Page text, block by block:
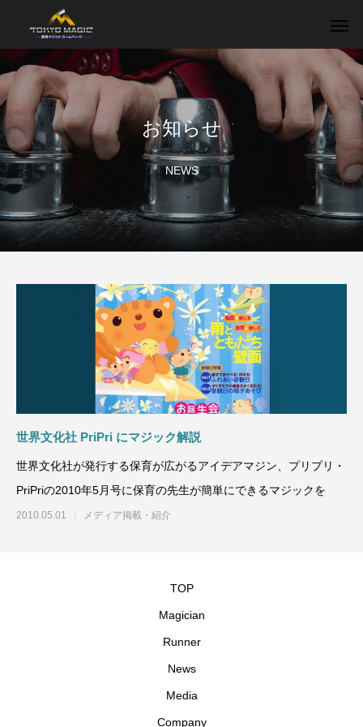
お知らせ
NEWS
世界文化社 PriPri にマジック解説
世界文化社が発行する保育が広がるアイデアマジン、プリプリ・
PriPriの2010年5月号に保育の先生が簡単にできるマジックを
2010.05.01 メディア掲載・紹介
TOP
Magician
Runner
News
Media
Company